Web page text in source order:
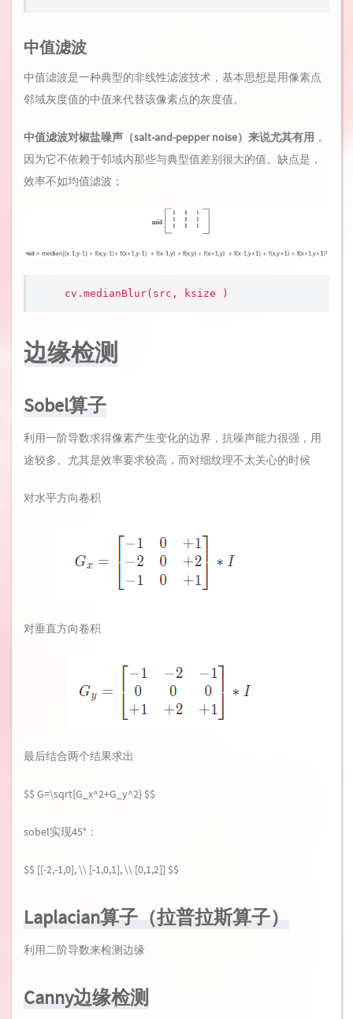
中值滤波
中值滤波是一种典型的非线性滤波技术，基本思想是用像素点
邻域灰度值的中值来代替该像素点的灰度值。
中值滤波对椒盐噪声（salt-and-pepper noise）来说尤其有用 ，
因为它不依赖于邻域内那些与典型值差别很大的值。缺点是，
效率不如均值滤波；
cv.medianBlur(src, ksize )
边缘检测
Sobel算子
利用一阶导数求得像素产生变化的边界，抗噪声能力很强，用
途较多。尤其是效率要求较高，而对细纹理不太关心的时候
对水平方向卷积
对垂直方向卷积
最后结合两个结果求出
$$ G=\sqrt{G_x^2+G_y^2} $$
sobel实现45°：
$$ [[-2,-1,0], \\ [-1,0,1], \\ [0,1,2]] $$
Laplacian算子（拉普拉斯算子）
利用二阶导数来检测边缘
Canny边缘检测